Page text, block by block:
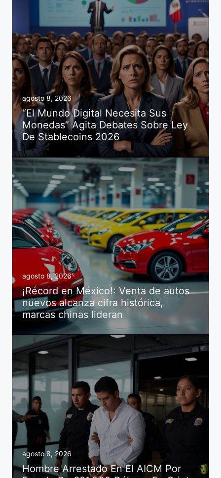
agosto 8, 2026
“El Mundo Digital Necesita Sus
Monedas” Agita Debates Sobre Ley
De Stablecoins 2026
agosto 8, 2026
¡Récord en México!: Venta de autos
nuevos alcanza cifra histórica,
marcas chinas lideran
agosto 8, 2026
Hombre Arrestado En El AICM Por